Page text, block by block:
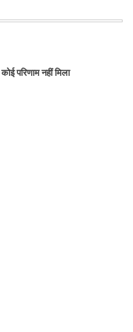
कोई परिणाम नहीं मिला